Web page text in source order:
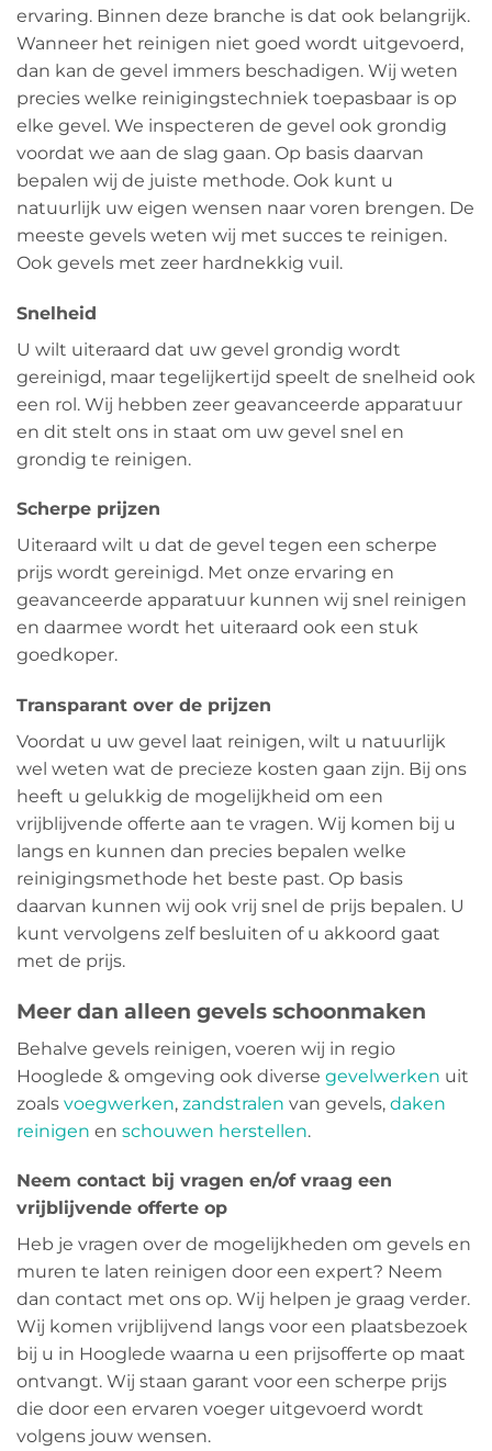
ervaring. Binnen deze branche is dat ook belangrijk.
Wanneer het reinigen niet goed wordt uitgevoerd,
dan kan de gevel immers beschadigen. Wij weten
precies welke reinigingstechniek toepasbaar is op
elke gevel. We inspecteren de gevel ook grondig
voordat we aan de slag gaan. Op basis daarvan
bepalen wij de juiste methode. Ook kunt u
natuurlijk uw eigen wensen naar voren brengen. De
meeste gevels weten wij met succes te reinigen.
Ook gevels met zeer hardnekkig vuil.
Snelheid
U wilt uiteraard dat uw gevel grondig wordt
gereinigd, maar tegelijkertijd speelt de snelheid ook
een rol. Wij hebben zeer geavanceerde apparatuur
en dit stelt ons in staat om uw gevel snel en
grondig te reinigen.
Scherpe prijzen
Uiteraard wilt u dat de gevel tegen een scherpe
prijs wordt gereinigd. Met onze ervaring en
geavanceerde apparatuur kunnen wij snel reinigen
en daarmee wordt het uiteraard ook een stuk
goedkoper.
Transparant over de prijzen
Voordat u uw gevel laat reinigen, wilt u natuurlijk
wel weten wat de precieze kosten gaan zijn. Bij ons
heeft u gelukkig de mogelijkheid om een
vrijblijvende offerte aan te vragen. Wij komen bij u
langs en kunnen dan precies bepalen welke
reinigingsmethode het beste past. Op basis
daarvan kunnen wij ook vrij snel de prijs bepalen. U
kunt vervolgens zelf besluiten of u akkoord gaat
met de prijs.
Meer dan alleen gevels schoonmaken
Behalve gevels reinigen, voeren wij in regio
Hooglede & omgeving ook diverse gevelwerken uit
zoals voegwerken, zandstralen van gevels, daken
reinigen en schouwen herstellen.
Neem contact bij vragen en/of vraag een
vrijblijvende offerte op
Heb je vragen over de mogelijkheden om gevels en
muren te laten reinigen door een expert? Neem
dan contact met ons op. Wij helpen je graag verder.
Wij komen vrijblijvend langs voor een plaatsbezoek
bij u in Hooglede waarna u een prijsofferte op maat
ontvangt. Wij staan garant voor een scherpe prijs
die door een ervaren voeger uitgevoerd wordt
volgens jouw wensen.